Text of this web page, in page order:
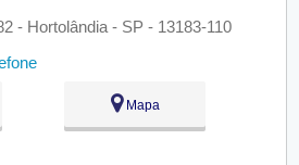
- Hortolândia - SP - 13183-110
Mapa